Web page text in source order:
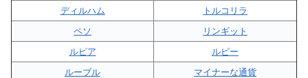
ディルハム
トルコリラ
ペソ
リンギット
ルピア
ルピー
ルーブル
マイナーな通貨